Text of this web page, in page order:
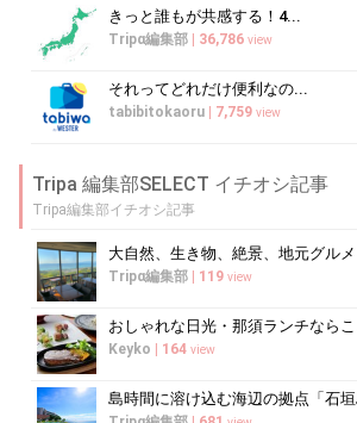
きっと誰もが共感する！4...
Tripα編集部 | 36,786 view
それってどれだけ便利なの...
tabibitokaoru | 7,759 view
Tripa 編集部SELECT イチオシ記事
Tripa編集部イチオシ記事
Tripα編集部 | 119 view
Keyko | 164 view